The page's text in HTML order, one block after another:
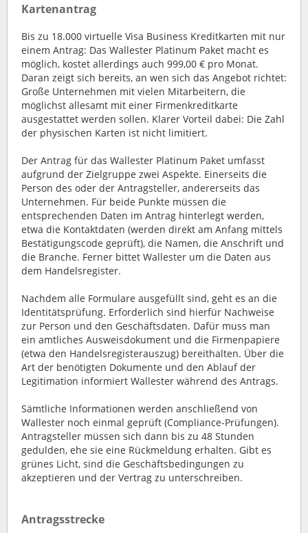
Kartenantrag
Bis zu 18.000 virtuelle Visa Business Kreditkarten mit nur
einem Antrag: Das Wallester Platinum Paket macht es
möglich, kostet allerdings auch 999,00 € pro Monat.
Daran zeigt sich bereits, an wen sich das Angebot richtet:
Große Unternehmen mit vielen Mitarbeitern, die
möglichst allesamt mit einer Firmenkreditkarte
ausgestattet werden sollen. Klarer Vorteil dabei: Die Zahl
der physischen Karten ist nicht limitiert.
Der Antrag für das Wallester Platinum Paket umfasst
aufgrund der Zielgruppe zwei Aspekte. Einerseits die
Person des oder der Antragsteller, andererseits das
Unternehmen. Für beide Punkte müssen die
entsprechenden Daten im Antrag hinterlegt werden,
etwa die Kontaktdaten (werden direkt am Anfang mittels
Bestätigungscode geprüft), die Namen, die Anschrift und
die Branche. Ferner bittet Wallester um die Daten aus
dem Handelsregister.
Nachdem alle Formulare ausgefüllt sind, geht es an die
Identitätsprüfung. Erforderlich sind hierfür Nachweise
zur Person und den Geschäftsdaten. Dafür muss man
ein amtliches Ausweisdokument und die Firmenpapiere
(etwa den Handelsregisterauszug) bereithalten. Über die
Art der benötigten Dokumente und den Ablauf der
Legitimation informiert Wallester während des Antrags.
Sämtliche Informationen werden anschließend von
Wallester noch einmal geprüft (Compliance-Prüfungen).
Antragsteller müssen sich dann bis zu 48 Stunden
gedulden, ehe sie eine Rückmeldung erhalten. Gibt es
grünes Licht, sind die Geschäftsbedingungen zu
akzeptieren und der Vertrag zu unterschreiben.
Antragsstrecke